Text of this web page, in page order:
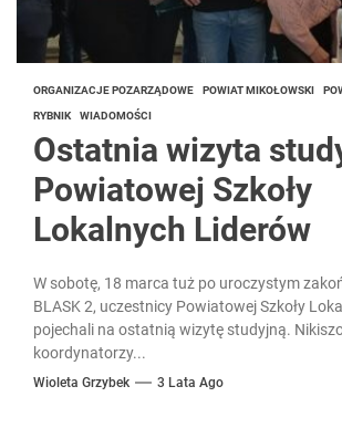
ORGANIZACJE POZARZĄDOWE POWIAT MIKOŁOWSKI
RYBNIK WIADOMOŚCI
Ostatnia wizyta
Powiatowej Szkoły
Lokalnych Liderów
W sobotę, 18 marca tuż po uroczystym
BLASK 2, uczestnicy Powiatowej Szkoły
pojechali na ostatnią wizytę studyjną.
koordynatorzy...
Wioleta Grzybek 3 Lata Ago